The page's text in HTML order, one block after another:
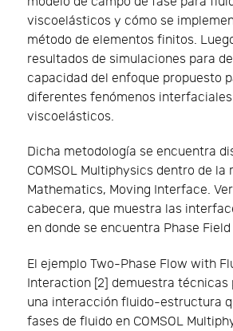
viscoelásticos y cómo se
método de elementos finitos.
resultados de simulaciones para
capacidad del enfoque propuesto
diferentes fenómenos
viscoelásticos.
Dicha metodología se encuentra
COMSOL Multiphysics dentro de la
Mathematics, Moving Interface.
cabecera, que muestra las
en donde se encuentra Phase Field
El ejemplo Two-Phase Flow with
Interaction [2] demuestra técnicas
una interacción fluido-estructura
fases de fluido en COMSOL